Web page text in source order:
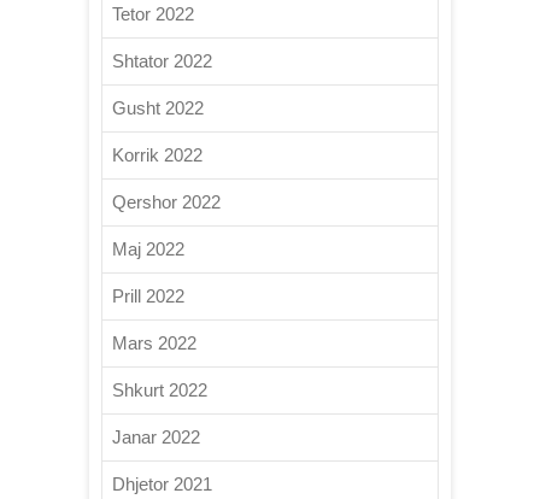
Tetor 2022
Shtator 2022
Gusht 2022
Korrik 2022
Qershor 2022
Maj 2022
Prill 2022
Mars 2022
Shkurt 2022
Janar 2022
Dhjetor 2021